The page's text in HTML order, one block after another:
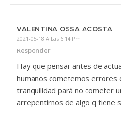
VALENTINA OSSA ACOSTA
2021-05-18 A Las 6:14 Pm
Responder
Hay que pensar antes de
humanos cometemos
tranquilidad pará no cometer
arrepentirnos de algo q tiene